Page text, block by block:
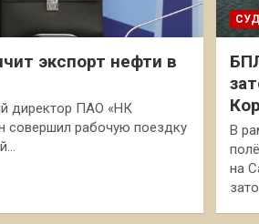
экспорт нефти в
директор ПАО «НК
совершил рабочую поездку
В
на